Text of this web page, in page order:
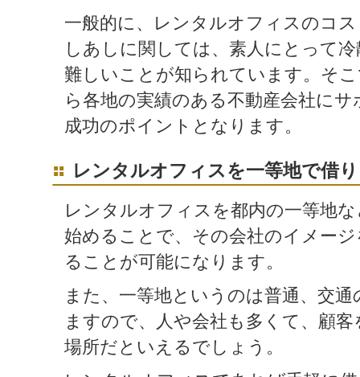
一般的に、レンタルオフィスのコ
しあしに関しては、素人にとって
難しいことが知られています。そ
ら各地の実績のある不動産会社に
成功のポイントとなります。
レンタルオフィスを一等地で借
レンタルオフィスを都内の一等地
始めることで、その会社のイメー
ることが可能になります。
また、一等地というのは普通、交
ますので、人や会社も多くて、顧
場所だといえるでしょう。